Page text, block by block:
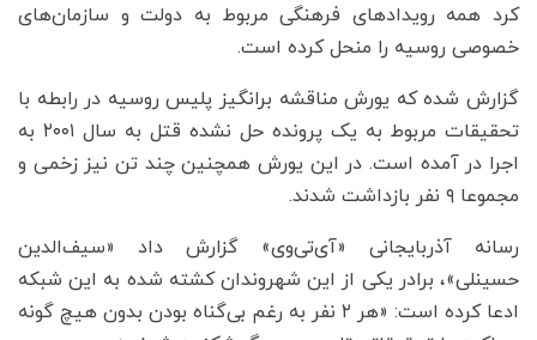
کرد همه رویدادهای فرهنگی مربوط به دولت و سازمان‌های
خصوصی روسیه را منحل کرده است.
گزارش شده که یورش مناقشه برانگیز پلیس روسیه در رابطه با
تحقیقات مربوط به یک پرونده حل نشده قتل به سال ۲۰۰۱ به
اجرا در آمده است. در این یورش همچنین چند تن نیز زخمی و
مجموعا ۹ نفر بازداشت شدند.
رسانه‌ آذربایجانی «آی‌تی‌وی» گزارش داد «سیف‌الدین
حسینلی»، برادر یکی از این شهروندان کشته شده به این شبکه
ادعا کرده است: «هر ۲ نفر به رغم بی‌گناه بودن بدون هیچ گونه